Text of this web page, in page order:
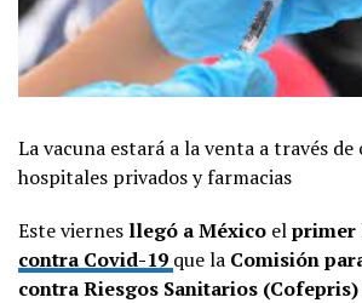
La vacuna estará a la venta a través
hospitales privados y farmacias
Este viernes llegó a México el
contra Covid-19 que la Comisión
contra Riesgos Sanitarios (Cofepris)